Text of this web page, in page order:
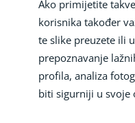
Ako primijetite
korisnika također
te slike preuzete ili
prepoznavanje
profila, analiza
biti sigurniji u svoje